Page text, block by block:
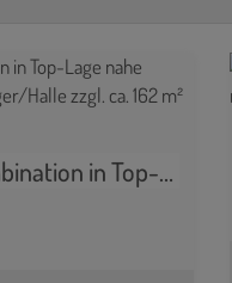
| Büro- und Lagerkombination in Top-Lage nahe Flughafen Wien | ca. 285 m² Lager/Halle zzgl. ca. 162 m² Büroflächen